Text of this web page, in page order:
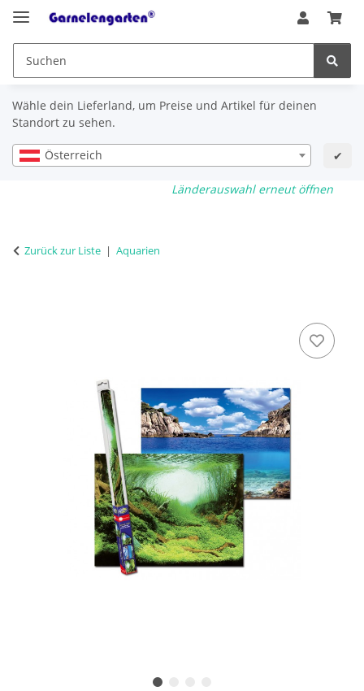
Wähle dein Lieferland, um Preise und Artikel für deinen
Standort zu sehen.
Österreich ✔
Länderauswahl erneut öffnen
Zurück zur Liste Aquarien